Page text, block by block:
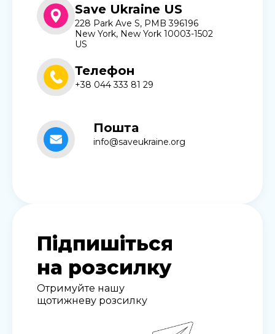
Save Ukraine US
228 Park Ave S, PMB 396196
New York, New York 10003-1502
US
Телефон
+38 044 333 81 29
Пошта
info@saveukraine.org
Підпишіться
на розсилку
Отримуйте нашу
щотижневу розсилку